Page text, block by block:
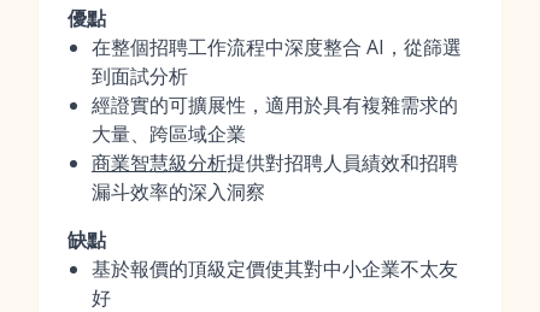
優點
在整個招聘工作流程中深度整合 AI，從篩選
到面試分析
經證實的可擴展性，適用於具有複雜需求的
大量、跨區域企業
商業智慧級分析提供對招聘人員績效和招聘
漏斗效率的深入洞察
缺點
基於報價的頂級定價使其對中小企業不太友
好